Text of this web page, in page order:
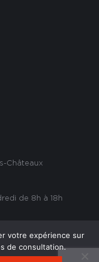
Châteaux
de 8h à 18h
votre expérience sur
de consultation.